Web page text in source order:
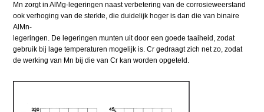
Mn zorgt in AlMg-legeringen naast verbetering van de corrosieweerstand
ook verhoging van de sterkte, die duidelijk hoger is dan die van binaire
AlMn-
legeringen. De legeringen munten uit door een goede taaiheid, zodat
gebruik bij lage temperaturen mogelijk is. Cr gedraagt zich net zo, zodat
de werking van Mn bij die van Cr kan worden opgeteld.